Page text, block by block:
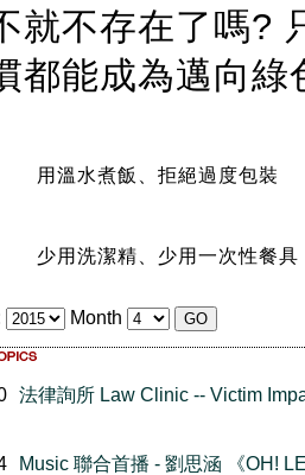
就不存在了嗎?
都能成為邁向
用溫水煮飯、拒絕過度包裝
少用洗潔精、少用一次性餐具
Month
法律詢所 Law Clinic -- Victim
Music 聯合首播 - 劉思涵 《OH!